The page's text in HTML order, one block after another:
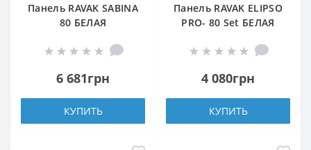
Панель RAVAK SABINA
80 БЕЛАЯ
6 681грн
КУПИТЬ
Панель RAVAK ELIPSO
PRO- 80 Set БЕЛАЯ
4 080грн
КУПИТЬ